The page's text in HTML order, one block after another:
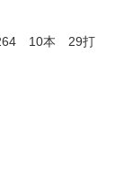
10本 29打